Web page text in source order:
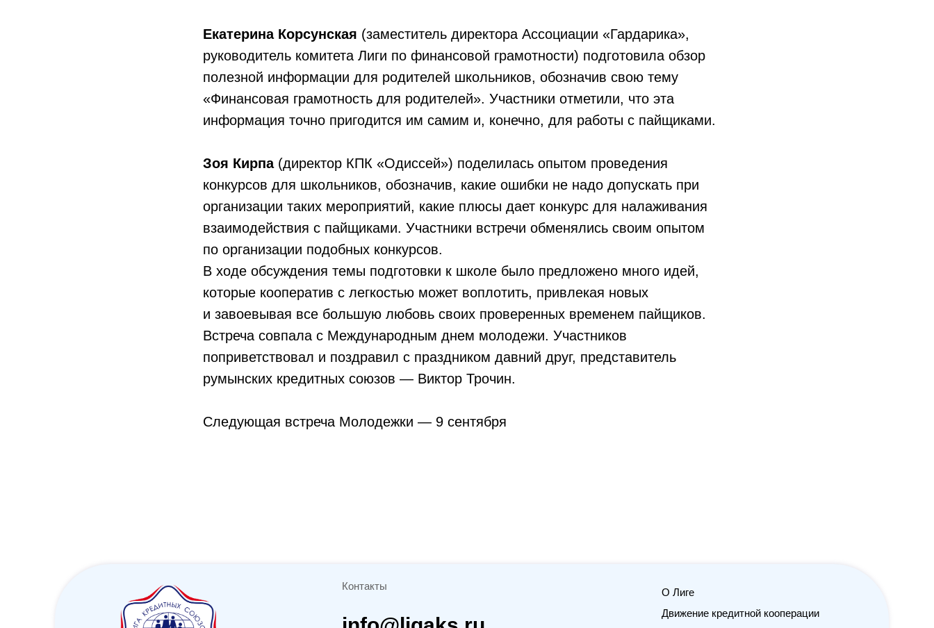
Екатерина Корсунская (заместитель директора Ассоциации «Гардарика»,
руководитель комитета Лиги по финансовой грамотности) подготовила обзор
полезной информации для родителей школьников, обозначив свою тему
«Финансовая грамотность для родителей». Участники отметили, что эта
информация точно пригодится им самим и, конечно, для работы с пайщиками.
Зоя Кирпа(директор КПК «Одиссей») поделилась опытом проведения
конкурсов для школьников, обозначив, какие ошибки не надо допускать при
организации таких мероприятий, какие плюсы дает конкурс для налаживания
взаимодействия с пайщиками. Участники встречи обменялись своим опытом
по организации подобных конкурсов.
В ходе обсуждения темы подготовки к школе было предложено много идей,
которые кооператив с легкостью может воплотить, привлекая новых
и завоевывая все большую любовь своих проверенных временем пайщиков.
Встреча совпала с Международным днем молодежи. Участников
поприветствовал и поздравил с праздником давний друг, представитель
румынских кредитных союзов — Виктор Трочин.
Следующая встреча Молодежки — 9 сентября
Контакты
О Лиге
Движение кредитной кооперации
Будьте в курсе новостей